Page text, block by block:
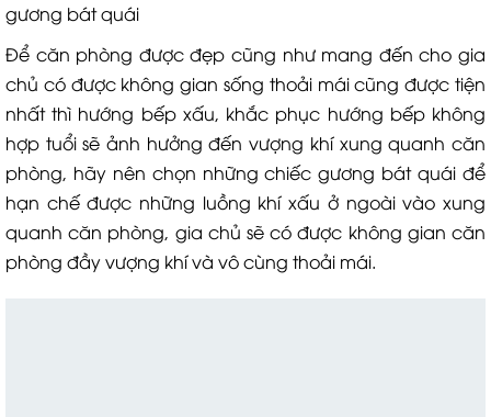
gương bát quái
Để căn phòng được đẹp cũng như mang đến cho gia
chủ có được không gian sống thoải mái cũng được tiện
nhất thì hướng bếp xấu, khắc phục hướng bếp không
hợp tuổi sẽ ảnh hưởng đến vượng khí xung quanh căn
phòng, hãy nên chọn những chiếc gương bát quái để
hạn chế được những luồng khí xấu ở ngoài vào xung
quanh căn phòng, gia chủ sẽ có được không gian căn
phòng đầy vượng khí và vô cùng thoải mái.